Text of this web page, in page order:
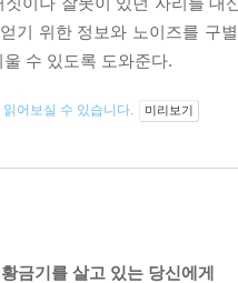
기 위한 정보와 노이즈를 구
수 있도록 도와준다.
어보실 수 있습니다. 미리보기
금기를 살고 있는 당신에게